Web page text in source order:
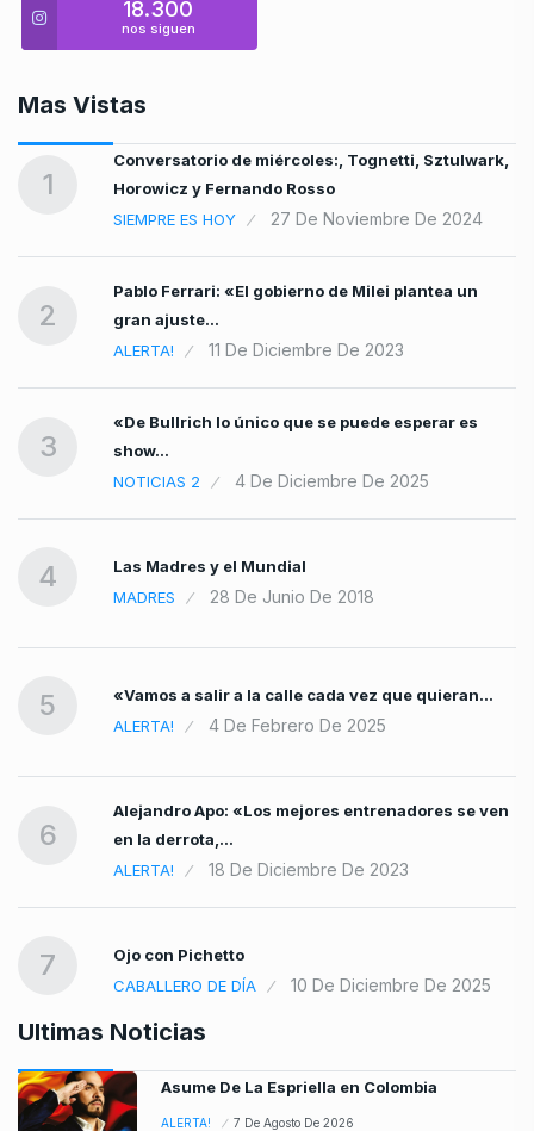
18.300
nos siguen
Mas Vistas
1
Conversatorio de miércoles:, Tognetti, Sztulwark,
Horowicz y Fernando Rosso
SIEMPRE ES HOY
27 De Noviembre De 2024
2
Pablo Ferrari: «El gobierno de Milei plantea un
gran ajuste…
ALERTA!
11 De Diciembre De 2023
3
«De Bullrich lo único que se puede esperar es
show…
NOTICIAS 2
4 De Diciembre De 2025
4
Las Madres y el Mundial
MADRES
28 De Junio De 2018
5
«Vamos a salir a la calle cada vez que quieran…
ALERTA!
4 De Febrero De 2025
6
Alejandro Apo: «Los mejores entrenadores se ven
en la derrota,…
ALERTA!
18 De Diciembre De 2023
7
Ojo con Pichetto
CABALLERO DE DÍA
10 De Diciembre De 2025
Ultimas Noticias
Asume De La Espriella en Colombia
ALERTA! 7 De Agosto De 2026